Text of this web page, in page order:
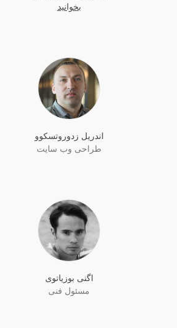
بخوانید
اندریل زدوروتسکوو
طراحی وب سایت
اگنی بوزیاتوی
مسئول فنی